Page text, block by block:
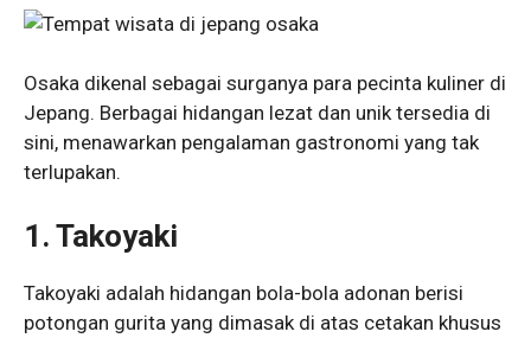
Osaka dikenal sebagai surganya para pecinta kuliner di
Jepang. Berbagai hidangan lezat dan unik tersedia di
sini, menawarkan pengalaman gastronomi yang tak
terlupakan.
1. Takoyaki
Takoyaki adalah hidangan bola-bola adonan berisi
potongan gurita yang dimasak di atas cetakan khusus